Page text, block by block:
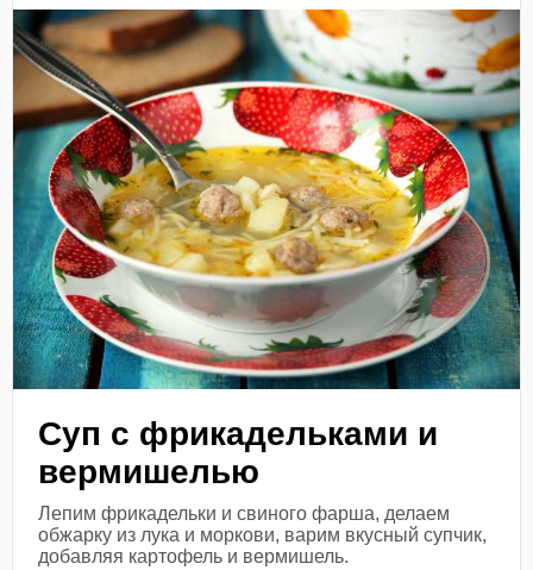
Суп с фрикадельками и
вермишелью
Лепим фрикадельки и свиного фарша, делаем
обжарку из лука и моркови, варим вкусный супчик,
добавляя картофель и вермишель.